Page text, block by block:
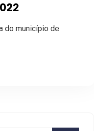
do município de